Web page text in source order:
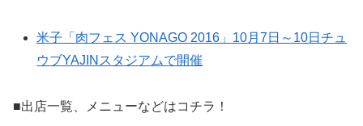
米子「肉フェス YONAGO 2016」10月7日～10日チュ
ウブYAJINスタジアムで開催
■出店一覧、メニューなどはコチラ！